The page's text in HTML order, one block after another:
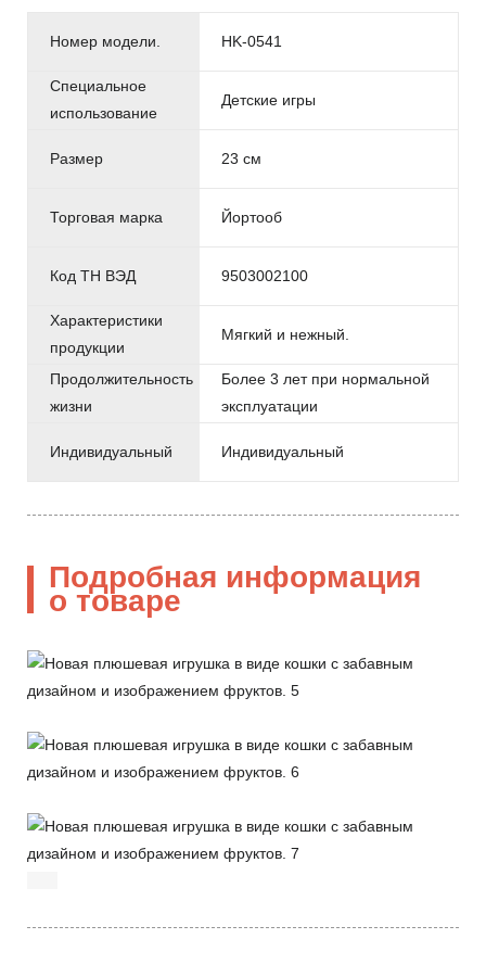
Номер модели. HK-0541
Специальное
использование
Детские игры
Размер 23 см
Торговая марка Йортооб
Код ТН ВЭД 9503002100
Характеристики
продукции
Мягкий и нежный.
Продолжительность
жизни
Более 3 лет при нормальной
эксплуатации
Индивидуальный Индивидуальный
Подробная информация
о товаре